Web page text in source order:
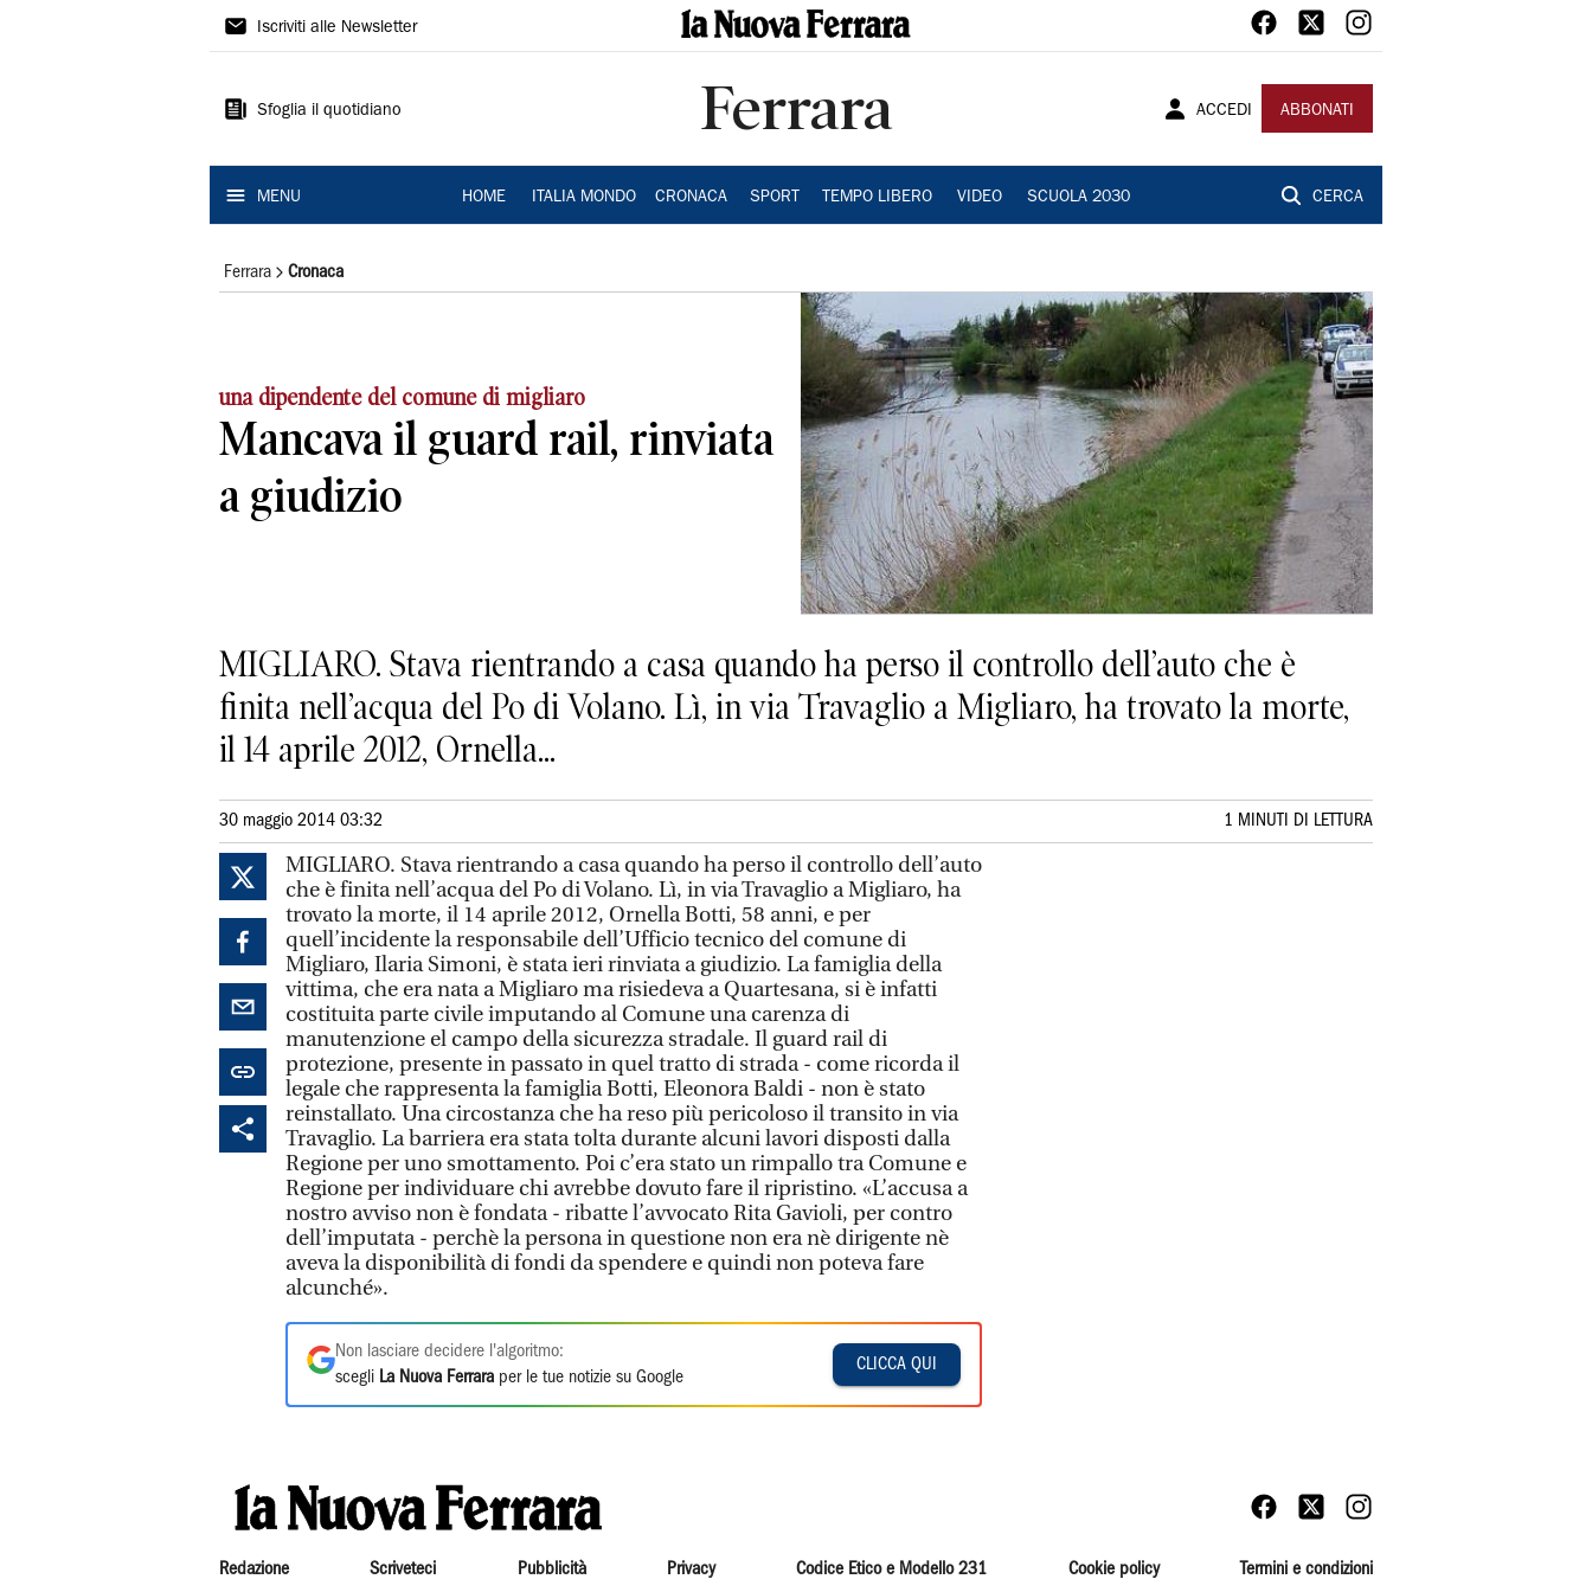
La
Ferrara
Iscriviti alle Newsletter
Sfoglia il quotidiano Ferrara ACCEDI ABBONATI
MENU HOME ITALIA MONDO CRONACA SPORT TEMPO LIBERO VIDEO SCUOLA 2030 CERCA
Ferrara Cronaca
una dipendente del comune di migliaro
Mancava il guard rail, rinviata
a giudizio
MIGLIARO. Stava rientrando a casa quando ha perso il controllo dell’auto che è
finita nell’acqua del Po di Volano. Lì, in via Travaglio a Migliaro, ha trovato la morte,
il 14 aprile 2012, Ornella...
30 maggio 2014 03:32 1 MINUTI DI LETTURA
MIGLIARO. Stava rientrando a casa quando ha perso il controllo dell’auto
che è finita nell’acqua del Po di Volano. Lì, in via Travaglio a Migliaro, ha
trovato la morte, il 14 aprile 2012, Ornella Botti, 58 anni, e per
quell’incidente la responsabile dell’Ufficio tecnico del comune di
Migliaro, Ilaria Simoni, è stata ieri rinviata a giudizio. La famiglia della
vittima, che era nata a Migliaro ma risiedeva a Quartesana, si è infatti
costituita parte civile imputando al Comune una carenza di
manutenzione el campo della sicurezza stradale. Il guard rail di
protezione, presente in passato in quel tratto di strada - come ricorda il
legale che rappresenta la famiglia Botti, Eleonora Baldi - non è stato
reinstallato. Una circostanza che ha reso più pericoloso il transito in via
Travaglio. La barriera era stata tolta durante alcuni lavori disposti dalla
Regione per uno smottamento. Poi c’era stato un rimpallo tra Comune e
Regione per individuare chi avrebbe dovuto fare il ripristino. «L’accusa a
nostro avviso non è fondata - ribatte l’avvocato Rita Gavioli, per contro
dell’imputata - perchè la persona in questione non era nè dirigente nè
aveva la disponibilità di fondi da spendere e quindi non poteva fare
alcunché».
Non lasciare decidere l'algoritmo:
scegli La Nuova Ferrara per le tue notizie su Google
CLICCA QUI
Redazione Scriveteci Pubblicità Privacy Codice Etico e Modello 231 Cookie policy Termini e condizioni